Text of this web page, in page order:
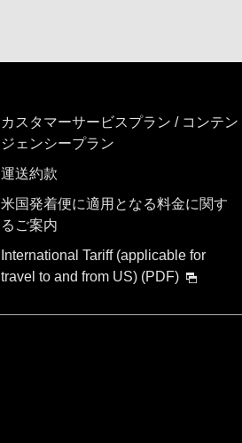
カスタマーサービスプラン / コンテン
ジェンシープラン
運送約款
米国発着便に適用となる料金に関す
るご案内
International Tariff (applicable for
travel to and from US) (PDF)